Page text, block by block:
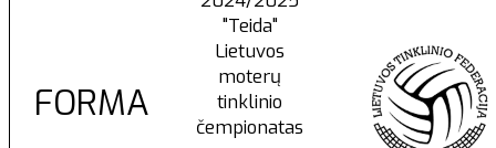
FORMA
"Teida"
Lietuvos
moterų
tinklinio
čempionatas